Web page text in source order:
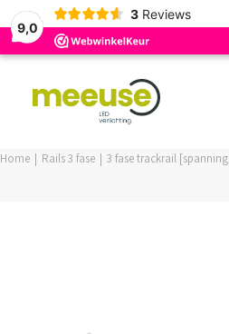
9,0
3 Reviews
Home Rails 3 fase 3 fase trackrail